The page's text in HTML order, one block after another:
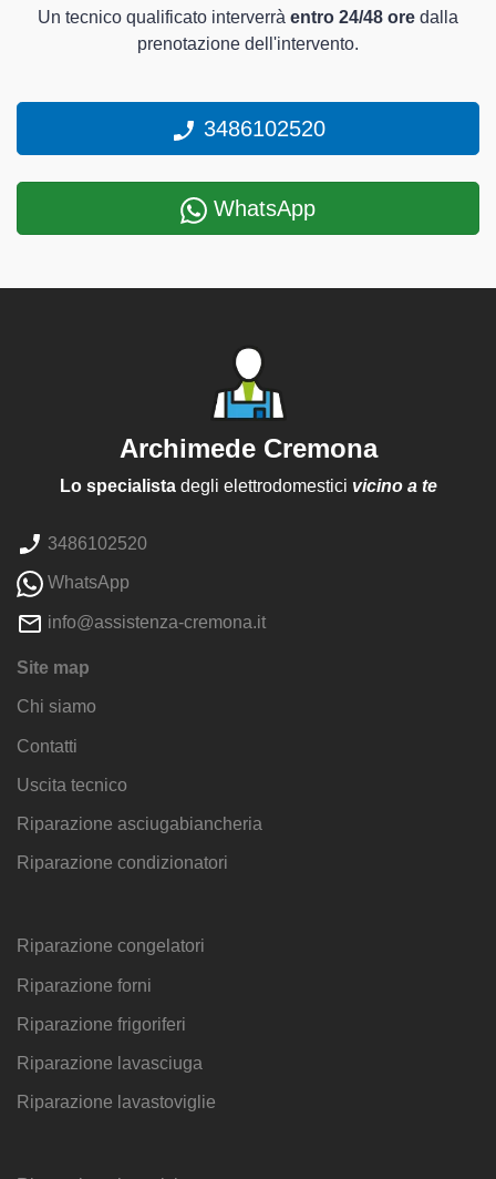
Un tecnico qualificato interverrà entro 24/48 ore dalla
prenotazione dell'intervento.
3486102520
WhatsApp
Archimede Cremona
Lo specialistadegli elettrodomestici vicino a te
3486102520
WhatsApp
info@assistenza-cremona.it
Site map
Chi siamo
Contatti
Uscita tecnico
Riparazione asciugabiancheria
Riparazione condizionatori
Riparazione congelatori
Riparazione forni
Riparazione frigoriferi
Riparazione lavasciuga
Riparazione lavastoviglie